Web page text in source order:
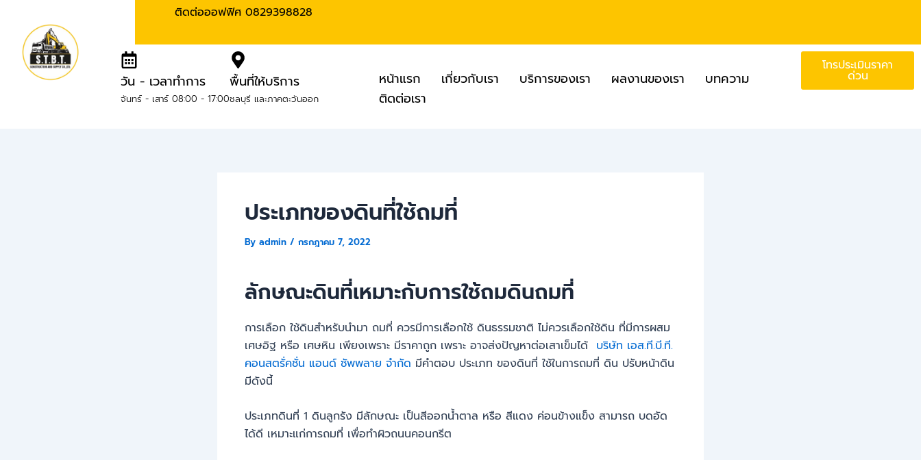
ติดต่อออฟฟิศ 0829398828
วัน - เวลาทำการ
จันทร์ - เสาร์ 08:00 - 17:00
พื้นที่ให้บริการ
ชลบุรี และภาคตะวันออก
หน้าแรก เกี่ยวกับเรา บริการของเรา ผลงานของเรา
บทความ
ติดต่อเรา
โทรประเมินราคา
ด่วน
ประเภทของดินที่ใช้ถมที่
By admin / กรกฎาคม 7, 2022
ลักษณะดินที่เหมาะกับการใช้ถมดินถมที่
การเลือก ใช้ดินสำหรับนำมา ถมที่ ควรมีการเลือกใช้ ดินธรรมชาติ ไม่ควรเลือกใช้ดิน ที่มีการผสม
เศษอิฐ หรือ เศษหิน เพียงเพราะ มีราคาถูก เพราะ อาจส่งปัญหาต่อเสาเข็มได้ บริษัท เอส.ที.บี.ที.
คอนสตรั่คชั่น แอนด์ ซัพพลาย จำกัด มีคำตอบ ประเภท ของดินที่ ใช้ในการถมที่ ดิน ปรับหน้าดิน
มีดังนี้
ประเภทดินที่ 1 ดินลูกรัง มีลักษณะ เป็นสีออกน้ำตาล หรือ สีแดง ค่อนข้างแข็ง สามารถ บดอัด
ได้ดี เหมาะแก่การถมที่ เพื่อทำผิวถนนคอนกรีต